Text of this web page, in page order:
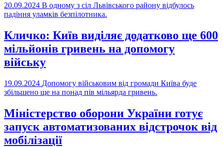
20.09.2024 В одному з сіл Львівського району відбулось
падіння уламків безпілотника.
Кличко: Київ виділяє додатково ще 600
мільйонів гривень на допомогу
війську
19.09.2024 Допомогу військовим від громади Київа буде
збільшено ще на понад пів мільярда гривень.
Міністерство оборони України готує
запуск автоматизованих відстрочок від
мобілізації